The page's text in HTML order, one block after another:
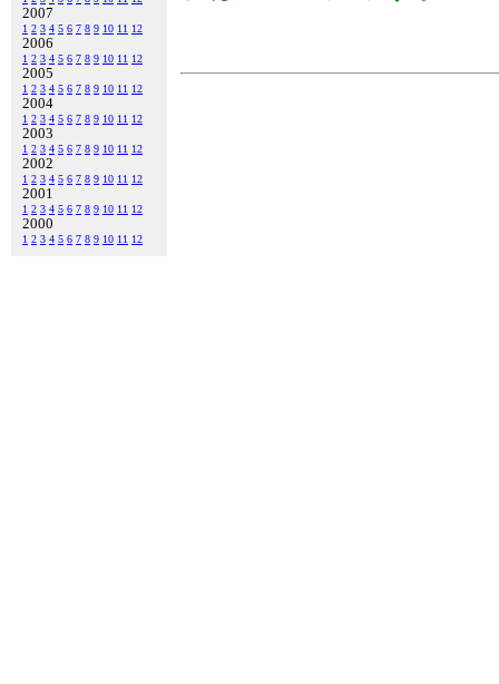
2007
1 2 3 4 5 6 7 8 9 10 11 12
2006
1 2 3 4 5 6 7 8 9 10 11 12
2005
1 2 3 4 5 6 7 8 9 10 11 12
2004
1 2 3 4 5 6 7 8 9 10 11 12
2003
1 2 3 4 5 6 7 8 9 10 11 12
2002
1 2 3 4 5 6 7 8 9 10 11 12
2001
1 2 3 4 5 6 7 8 9 10 11 12
2000
1 2 3 4 5 6 7 8 9 10 11 12